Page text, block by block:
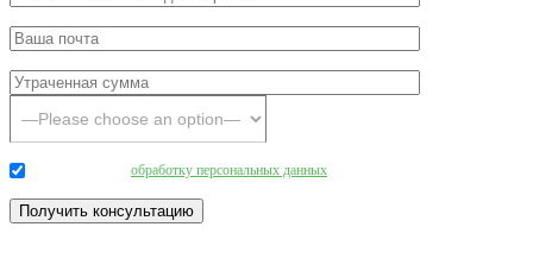
обработку персональных данных